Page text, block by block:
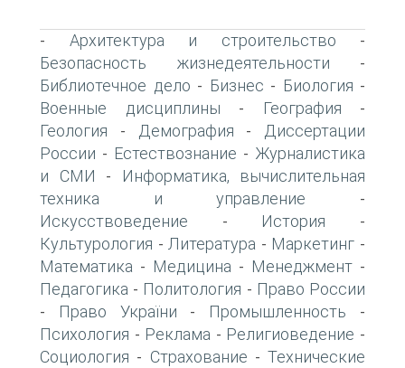
- Архитектура и строительство -
Безопасность жизнедеятельности -
Библиотечное дело - Бизнес - Биология -
Военные дисциплины - География -
Геология - Демография -
Диссертации
России - Естествознание - Журналистика
и СМИ -
Информатика, вычислительная
техника и управление -
Искусствоведение - История -
Культурология - Литература - Маркетинг -
Математика - Медицина - Менеджмент -
Педагогика - Политология - Право России
- Право України - Промышленность -
Психология - Реклама - Религиоведение -
Социология - Страхование - Технические